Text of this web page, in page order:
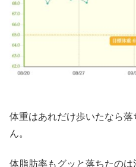
体重はあれだけ歩いたなら
ん。
体脂肪率もグッと落ちたのは